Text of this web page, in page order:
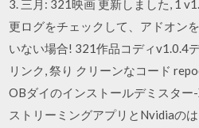
3. 三月: 321映画 更新しました, 1
更ログをチェックして、アドオン
いない場合! 321作品コディv1.0.4
リンク, 祭り クリーンなコード
OBダイのインストールデミスタ
ストリーミングアプリとNvidiaの